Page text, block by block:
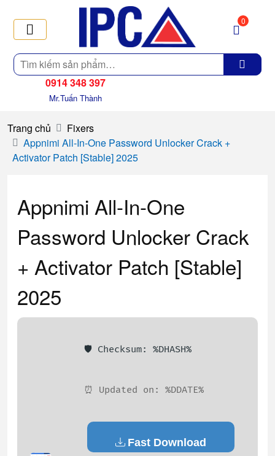
Tìm
kiếm
0
0914 348 397
Mr.Tuấn Thành
Trang chủ
Fixers
Appnimi All-In-One Password Unlocker Crack +
Activator Patch [Stable] 2025
Appnimi All-In-One
Password Unlocker Crack
+ Activator Patch [Stable]
2025
🛡️ Checksum: %DHASH%
⏰ Updated on: %DDATE%
Fast Download